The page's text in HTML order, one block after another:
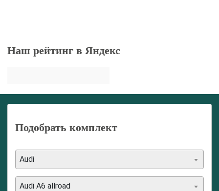
Наш рейтинг в Яндекс
Подобрать комплект
Audi
Audi A6 allroad